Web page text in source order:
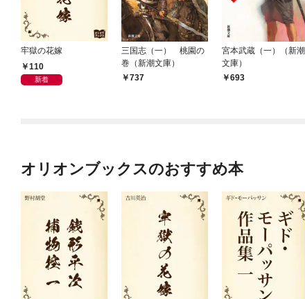
牢獄の花嫁
110
新着
三国志（一） 桃園の
巻（新潮文庫）
737
宮本武蔵（一）（新潮
文庫）
693
オリオンブックスのおすすめ本